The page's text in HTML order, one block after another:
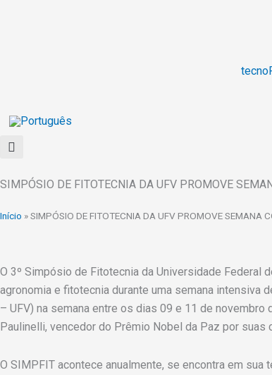
SIMPÓSIO DE FITOTECNIA DA UFV PROMOVE
Início »SIMPÓSIO DE FITOTECNIA DA UFV PROMOVE SEMANA
O 3º Simpósio de Fitotecnia da Universidade Federal
agronomia e fitotecnia durante uma semana intensiva
– UFV) na semana entre os dias 09 e 11 de
Paulinelli, vencedor do Prêmio Nobel da Paz por
O SIMPFIT acontece anualmente, se encontra em